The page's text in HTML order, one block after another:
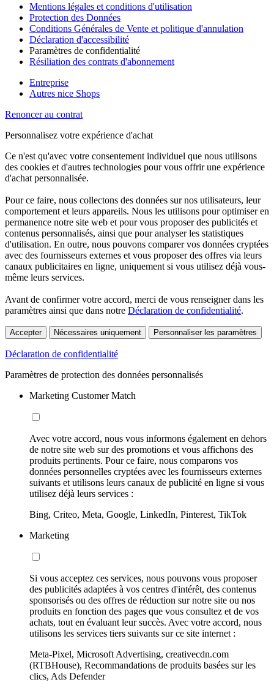
Mentions légales et conditions d'utilisation
Protection des Données
Conditions Générales de Vente et politique d'annulation
Déclaration d'accessibilité
Paramètres de confidentialité
Résiliation des contrats d'abonnement
Entreprise
Autres nice Shops
Renoncer au contrat
Personnalisez votre expérience d'achat
Ce n'est qu'avec votre consentement individuel que nous utilisons
des cookies et d'autres technologies pour vous offrir une expérience
d'achat personnalisée.
Pour ce faire, nous collectons des données sur nos utilisateurs, leur
comportement et leurs appareils. Nous les utilisons pour optimiser en
permanence notre site web et pour vous proposer des publicités et
contenus personnalisés, ainsi que pour analyser les statistiques
d'utilisation. En outre, nous pouvons comparer vos données cryptées
avec des fournisseurs externes et vous proposer des offres via leurs
canaux publicitaires en ligne, uniquement si vous utilisez déjà vous-
même leurs services.
Avant de confirmer votre accord, merci de vous renseigner dans les
paramètres ainsi que dans notre Déclaration de confidentialité.
Accepter Nécessaires uniquement Personnaliser les paramètres
Déclaration de confidentialité
Paramètres de protection des données personnalisés
Marketing Customer Match
Avec votre accord, nous vous informons également en dehors
de notre site web sur des promotions et vous affichons des
produits pertinents. Pour ce faire, nous comparons vos
données personnelles cryptées avec les fournisseurs externes
suivants et utilisons leurs canaux de publicité en ligne si vous
utilisez déjà leurs services :
Bing, Criteo, Meta, Google, LinkedIn, Pinterest, TikTok
Marketing
Si vous acceptez ces services, nous pouvons vous proposer
des publicités adaptées à vos centres d'intérêt, des contenus
sponsorisés ou des offres de réduction sur notre site ou nos
produits en fonction des pages que vous consultez et de vos
achats, tout en évaluant leur succès. Avec votre accord, nous
utilisons les services tiers suivants sur ce site internet :
Meta-Pixel, Microsoft Advertising, creativecdn.com
(RTBHouse), Recommandations de produits basées sur les
clics, Ads Defender